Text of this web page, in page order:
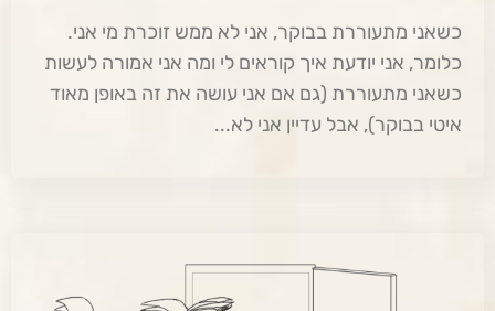
כשאני מתעוררת בבוקר, אני לא ממש זוכרת מי אני.
כלומר, אני יודעת איך קוראים לי ומה אני אמורה לעשות
כשאני מתעוררת (גם אם אני עושה את זה באופן מאוד
איטי בבוקר), אבל עדיין אני לא...